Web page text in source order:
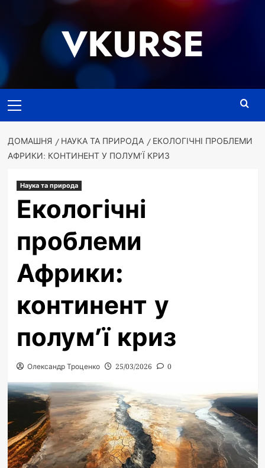
VKURSE
меню
ДОМАШНЯ НАУКА ТА ПРИРОДА
ЕКОЛОГІЧНІ ПРОБЛЕМИ
АФРИКИ: КОНТИНЕНТ У ПОЛУМ’Ї КРИЗ
Наука та природа
Екологічні
проблеми
Африки:
континент у
полум’ї криз
Олександр Троценко 25/03/2026 0